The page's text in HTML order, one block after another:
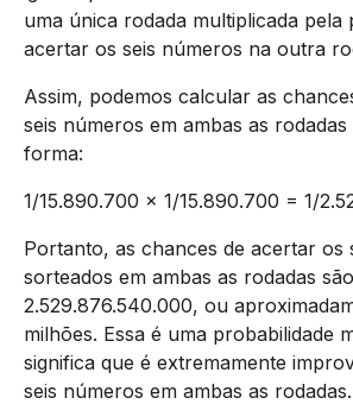
uma única rodada multiplicada pela
acertar os seis números na outra
Assim, podemos calcular as
seis números em ambas as rodadas
forma:
1/15.890.700 x 1/15.890.700 = 1/
Portanto, as chances de acertar os
sorteados em ambas as rodadas
2.529.876.540.000, ou
milhões. Essa é uma probabilidade
significa que é extremamente
seis números em ambas as rodadas.